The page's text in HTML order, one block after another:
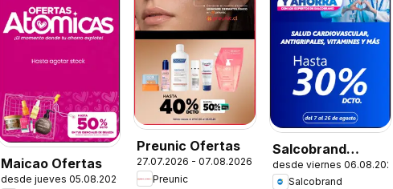
Maicao Ofertas
desde jueves 05.08.2026
Preunic Ofertas
27.07.2026 - 07.08.2026
Preunic
Salcobrand
Ofertas
desde viernes 06.08.2026
Salcobrand